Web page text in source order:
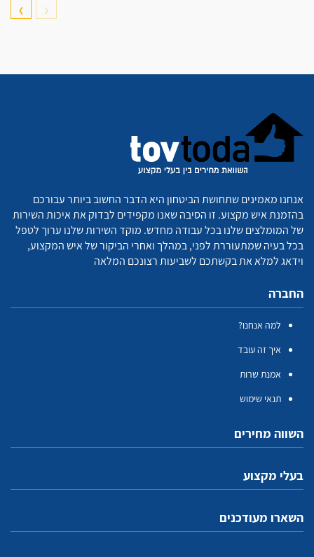
❮
❯
אנחנו מאמינים שתחושת הביטחון היא הדבר החשוב ביותר עבורכם
בהזמנת איש מקצוע. זו הסיבה שאנו מקפידים לבדוק את איכות השירות
של המומלצים שלנו בכל עבודה מחדש. מוקד השירות שלנו ערוך לטפל
בכל בעיה שמתעוררת לפני, במהלך ואחרי הביקור של איש המקצוע,
וידאג למלא את בקשתכם לשביעות רצונכם המלאה
החברה
למה אנחנו?
איך זה עובד
אמנת שרות
תנאי שימוש
השווה מחירים
בעלי מקצוע
השארו מעודכנים